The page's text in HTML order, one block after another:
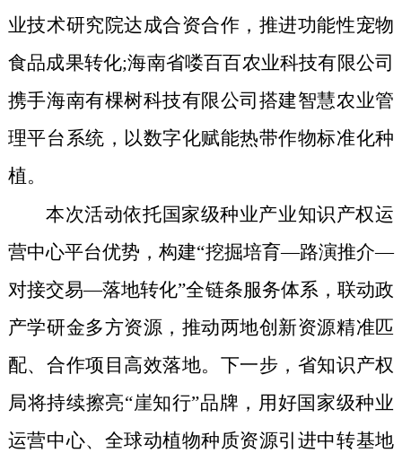
业技术研究院达成合资合作，推进功能性宠物
食品成果转化;海南省喽百百农业科技有限公司
携手海南有棵树科技有限公司搭建智慧农业管
理平台系统，以数字化赋能热带作物标准化种
植。
本次活动依托国家级种业产业知识产权运
营中心平台优势，构建“挖掘培育—路演推介—
对接交易—落地转化”全链条服务体系，联动政
产学研金多方资源，推动两地创新资源精准匹
配、合作项目高效落地。下一步，省知识产权
局将持续擦亮“崖知行”品牌，用好国家级种业
运营中心、全球动植物种质资源引进中转基地